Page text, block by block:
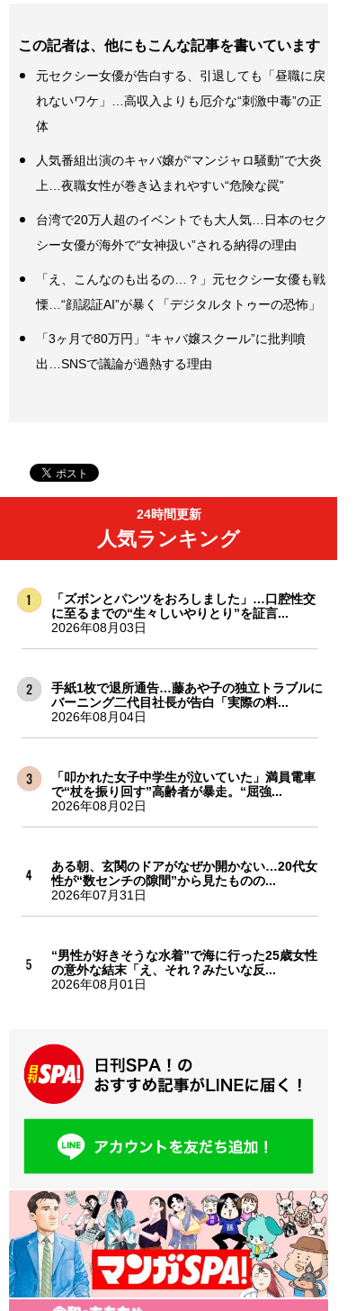
この記者は、他にもこんな記事を書いています
元セクシー女優が告白する、引退しても「昼職に戻
れないワケ」…高収入よりも厄介な“刺激中毒”の正
体
人気番組出演のキャバ嬢が“マンジャロ騒動”で大炎
上…夜職女性が巻き込まれやすい“危険な罠”
台湾で20万人超のイベントでも大人気…日本のセク
シー女優が海外で“女神扱い”される納得の理由
「え、こんなのも出るの…？」元セクシー女優も戦
慄…“顔認証AI”が暴く「デジタルタトゥーの恐怖」
「3ヶ月で80万円」“キャバ嬢スクール”に批判噴
出…SNSで議論が過熱する理由
24時間更新
人気ランキング
「ズボンとパンツをおろしました」…口腔性交
に至るまでの“生々しいやりとり”を証言...
2026年08月03日
手紙1枚で退所通告…藤あや子の独立トラブルに
バーニング二代目社長が告白「実際の料...
2026年08月04日
「叩かれた女子中学生が泣いていた」満員電車
で“杖を振り回す”高齢者が暴走。“屈強...
2026年08月02日
ある朝、玄関のドアがなぜか開かない…20代女
性が“数センチの隙間”から見たものの...
2026年07月31日
“男性が好きそうな水着”で海に行った25歳女性
の意外な結末「え、それ？みたいな反...
2026年08月01日